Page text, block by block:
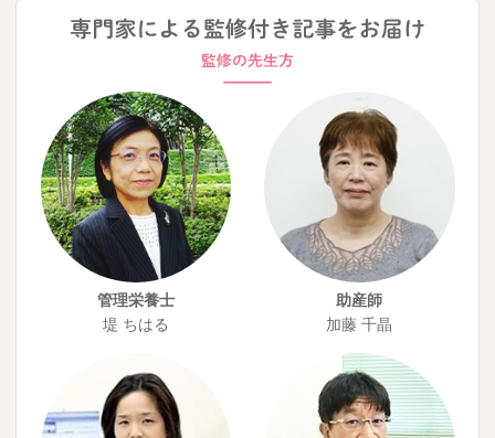
管理栄養士
堤 ちはる
助産師
加藤 千晶